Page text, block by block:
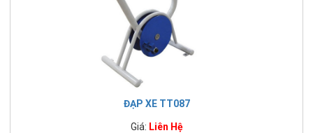
ĐẠP XE TT087
Giá: Liên Hệ